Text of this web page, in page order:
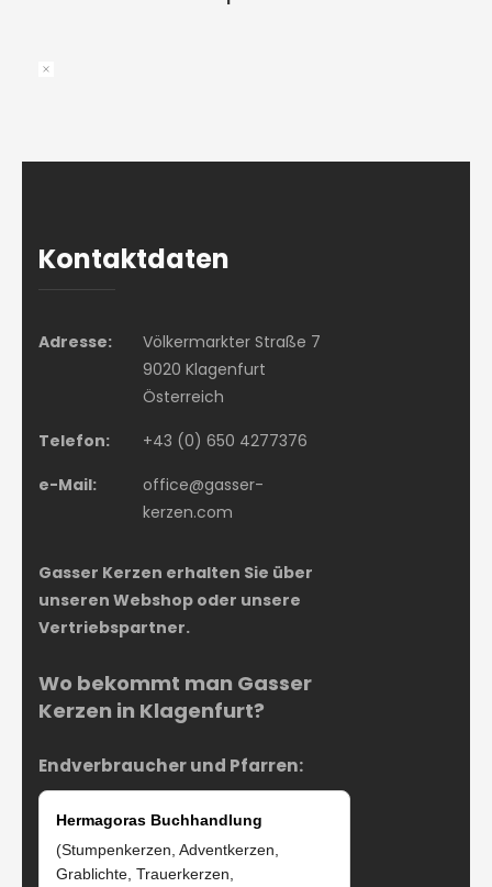
Kontaktdaten
Adresse:
Völkermarkter Straße 7
9020 Klagenfurt
Österreich
Telefon:
+43 (0) 650 4277376
e-Mail:
office@gasser-
kerzen.com
Gasser Kerzen erhalten Sie über
unseren Webshop oder unsere
Vertriebspartner.
Wo bekommt man Gasser
Kerzen in Klagenfurt?
Endverbraucher und Pfarren:
Hermagoras Buchhandlung
(Stumpenkerzen, Adventkerzen,
Grablichte, Trauerkerzen,